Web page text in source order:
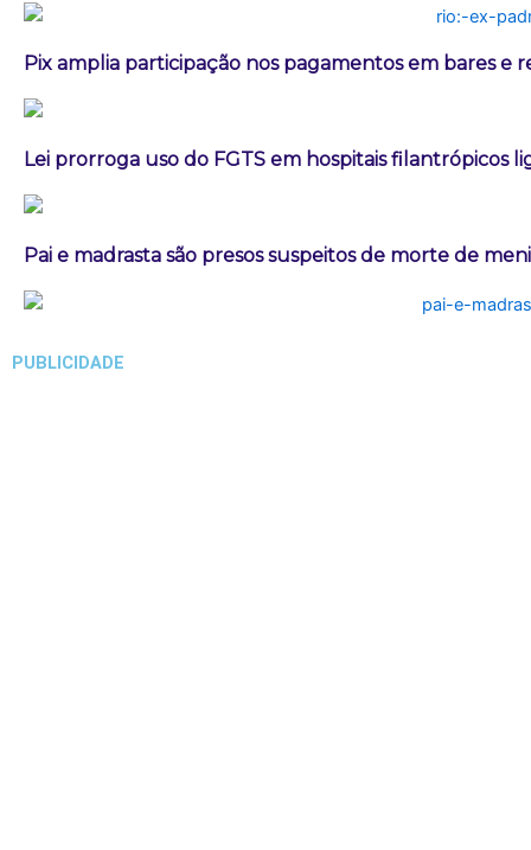
Pix amplia participação nos pagamentos em bares e
Lei prorroga uso do FGTS em hospitais filantrópicos
Pai e madrasta são presos suspeitos de morte de
PUBLICIDADE